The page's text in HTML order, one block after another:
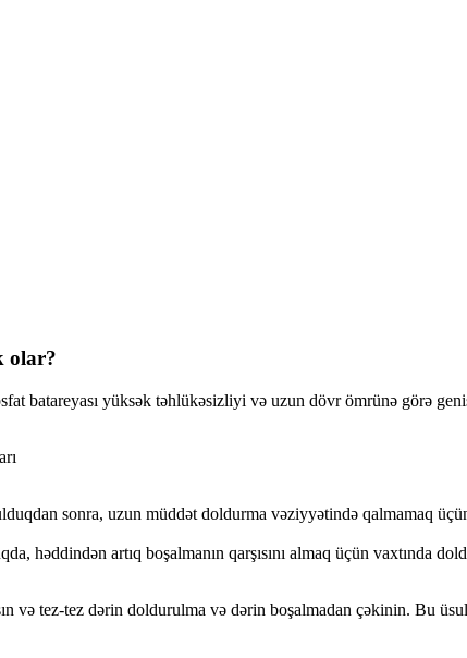
olar?
batareyası yüksək təhlükəsizliyi və uzun dövr ömrünə görə
sonra, uzun müddət doldurma vəziyyətində qalmamaq
həddindən artıq boşalmanın qarşısını almaq üçün vaxtında
və tez-tez dərin doldurulma və dərin boşalmadan çəkinin. Bu